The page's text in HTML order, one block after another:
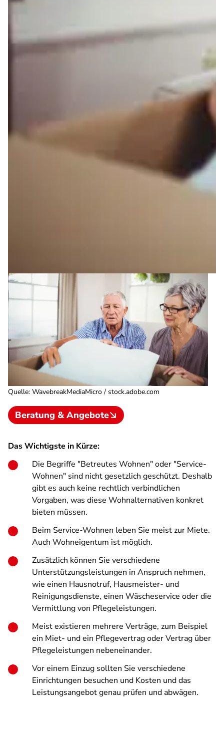
Quelle: WavebreakMediaMicro / stock.adobe.com
Beratung & Angebote
Das Wichtigste in Kürze:
Die Begriffe "Betreutes Wohnen" oder "Service-
Wohnen" sind nicht gesetzlich geschützt. Deshalb
gibt es auch keine rechtlich verbindlichen
Vorgaben, was diese Wohnalternativen konkret
bieten müssen.
Beim Service-Wohnen leben Sie meist zur Miete.
Auch Wohneigentum ist möglich.
Zusätzlich können Sie verschiedene
Unterstützungsleistungen in Anspruch nehmen,
wie einen Hausnotruf, Hausmeister- und
Reinigungsdienste, einen Wäscheservice oder die
Vermittlung von Pflegeleistungen.
Meist existieren mehrere Verträge, zum Beispiel
ein Miet- und ein Pflegevertrag oder Vertrag über
Pflegeleistungen nebeneinander.
Vor einem Einzug sollten Sie verschiedene
Einrichtungen besuchen und Kosten und das
Leistungsangebot genau prüfen und abwägen.